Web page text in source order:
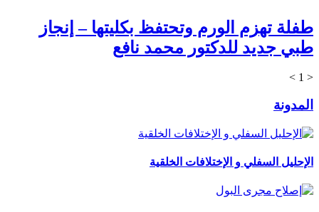
طفلة تهزم الورم وتحتفظ بكليتها – إنجاز
طبي جديد للدكتور محمد نافع
<
1
>
المدونة
الإحليل السفلي و الإختلافات الخلقية